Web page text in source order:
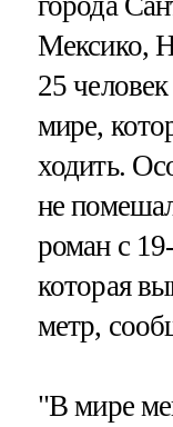
Мексико,
25
мире,
ходить.
не
роман с
которая
метр,
"В мире